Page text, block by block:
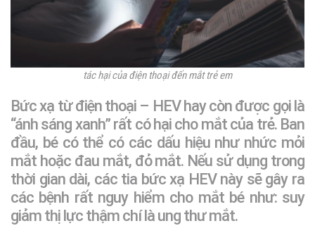
tác hại của điện thoại đến mắt trẻ em
Bức xạ từ điện thoại – HEV hay còn được gọi là
“ánh sáng xanh” rất có hại cho mắt của trẻ. Ban
đầu, bé có thể có các dấu hiệu như nhức mỏi
mắt hoặc đau mắt, đỏ mắt. Nếu sử dụng trong
thời gian dài, các tia bức xạ HEV này sẽ gây ra
các bệnh rất nguy hiểm cho mắt bé như: suy
giảm thị lực thậm chí là ung thư mắt.